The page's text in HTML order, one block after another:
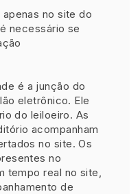
no site do
necessário se
é a junção do
eletrônico. Ele
do leiloeiro. As
acompanham
no site. Os
no
tempo real no site,
de